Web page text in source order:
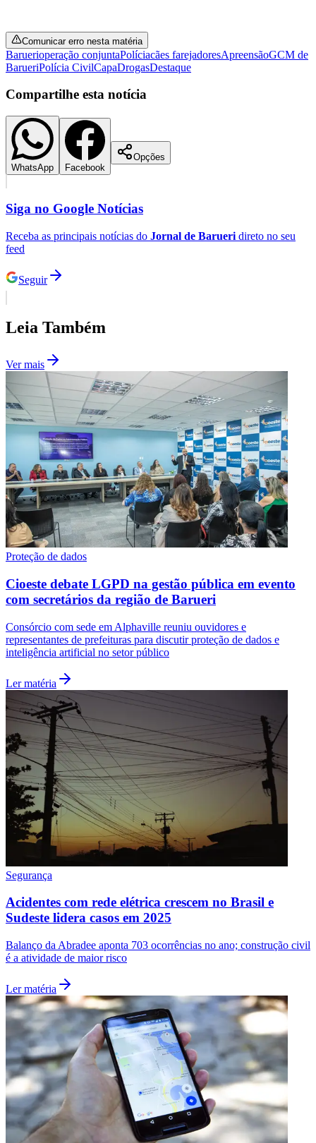
Corinthians
Palmeiras
São Paulo
Comunicar erro nesta matéria
Baruerioperação conjuntaPolíciacães farejadoresApreensãoGCM de
BarueriPolícia CivilCapaDrogasDestaque
Compartilhe esta notícia
WhatsApp Facebook
Opções
Siga no Google Notícias
Receba as principais notícias do Jornal de Barueri direto no seu
feed
Seguir
Leia Também
Ver mais
Proteção de dados
Cioeste debate LGPD na gestão pública em evento
com secretários da região de Barueri
Consórcio com sede em Alphaville reuniu ouvidores e
representantes de prefeituras para discutir proteção de dados e
inteligência artificial no setor público
Ler matéria
Segurança
Acidentes com rede elétrica crescem no Brasil e
Sudeste lidera casos em 2025
Balanço da Abradee aponta 703 ocorrências no ano; construção civil
é a atividade de maior risco
Ler matéria